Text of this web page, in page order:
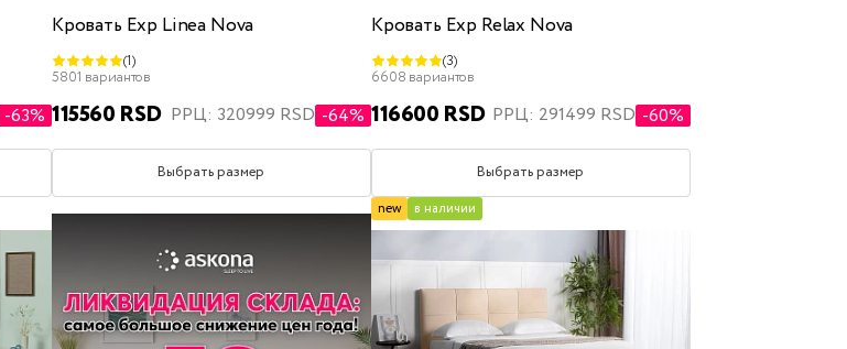
-63%
Кровать Exp Linea Nova
(1)
5801 вариантов
115560 RSD РРЦ: 320999 RSD -64%
Выбрать размер
Кровать Exp Relax Nova
(3)
6608 вариантов
116600 RSD РРЦ: 291499 RSD -60%
Выбрать размер
new в наличии